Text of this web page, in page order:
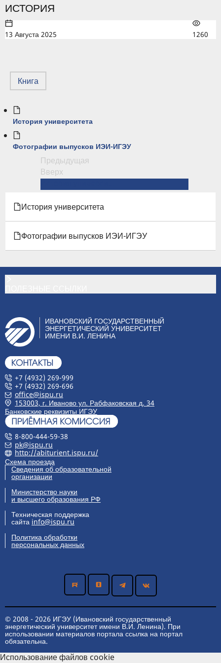
ИСТОРИЯ
13 Августа 2025 1260
Книга
История университета
Фотографии выпусков ИЭИ-ИГЭУ
ПЕРЕКРЁСТНЫЕ
КНИГИ
ДЛЯ
ИСТОРИЯ
Предыдущая
Вверх
История университета
Фотографии выпусков ИЭИ-ИГЭУ
ИВАНОВСКИЙ ГОСУДАРСТВЕННЫЙ
ЭНЕРГЕТИЧЕСКИЙ УНИВЕРСИТЕТ
ИМЕНИ В.И. ЛЕНИНА
+7 (4932) 269-999
+7 (4932) 269-696
office@ispu.ru
153003, г. Иваново ул. Рабфаковская д. 34
Банковские реквизиты ИГЭУ
8-800-444-59-38
pk@ispu.ru
http://abiturient.ispu.ru/
Схема проезда
Сведения об образовательной
организации
Министерство науки
и высшего образования РФ
Техническая поддержка
сайта info@ispu.ru
Политика обработки
персональных данных
© 2008 - 2026 ИГЭУ (Ивановский государственный
энергетический университет имени В.И. Ленина). При
использовании материалов портала ссылка на портал
обязательна.
Использование файлов cookie